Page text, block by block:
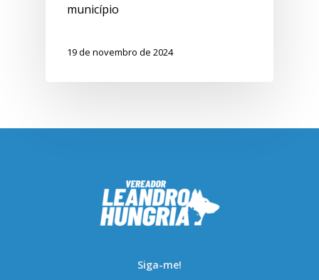
município
19 de novembro de 2024
Siga-me!